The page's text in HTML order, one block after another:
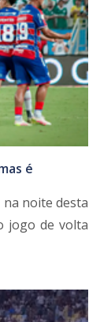
é
na noite desta
jogo de volta